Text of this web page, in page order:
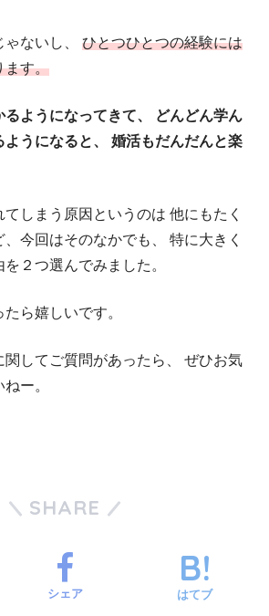
ないし、
ひとつひとつの経験には
ます。
ようになってきて、
どんどん学ん
うになると、
婚活もだんだんと楽
てしまう原因というのは 他にもたく
今回はそのなかでも、
特に大きく
２つ選んでみました。
ら嬉しいです。
してご質問があったら、
ぜひお気
ー。
SHARE
シェア はてブ